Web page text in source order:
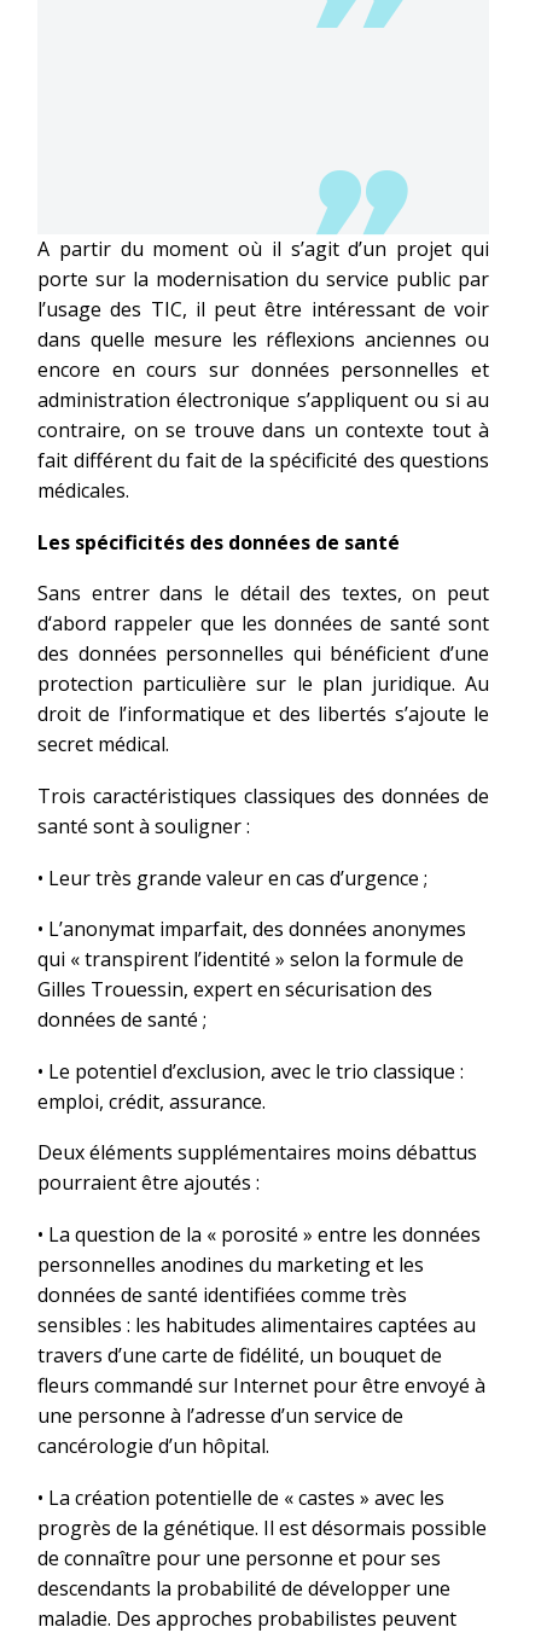
A partir du moment où il s’agit d’un projet qui
porte sur la modernisation du service public par
l’usage des TIC, il peut être intéressant de voir
dans quelle mesure les réflexions anciennes ou
encore en cours sur données personnelles et
administration électronique s’appliquent ou si au
contraire, on se trouve dans un contexte tout à
fait différent du fait de la spécificité des questions
médicales.
Les spécificités des données de santé
Sans entrer dans le détail des textes, on peut
d‘abord rappeler que les données de santé sont
des données personnelles qui bénéficient d’une
protection particulière sur le plan juridique. Au
droit de l’informatique et des libertés s’ajoute le
secret médical.
Trois caractéristiques classiques des données de
santé sont à souligner :
• Leur très grande valeur en cas d’urgence ;
• L’anonymat imparfait, des données anonymes
qui « transpirent l’identité » selon la formule de
Gilles Trouessin, expert en sécurisation des
données de santé ;
• Le potentiel d’exclusion, avec le trio classique :
emploi, crédit, assurance.
Deux éléments supplémentaires moins débattus
pourraient être ajoutés :
• La question de la « porosité » entre les données
personnelles anodines du marketing et les
données de santé identifiées comme très
sensibles : les habitudes alimentaires captées au
travers d’une carte de fidélité, un bouquet de
fleurs commandé sur Internet pour être envoyé à
une personne à l’adresse d’un service de
cancérologie d’un hôpital.
• La création potentielle de « castes » avec les
progrès de la génétique. Il est désormais possible
de connaître pour une personne et pour ses
descendants la probabilité de développer une
maladie. Des approches probabilistes peuvent